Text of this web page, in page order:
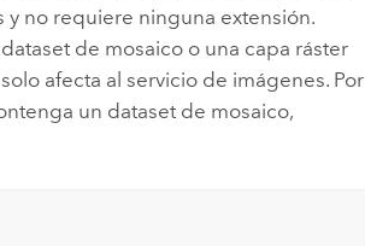
no requiere ninguna extensión.
de mosaico o una capa ráster
afecta al servicio de imágenes. Por
un dataset de mosaico,